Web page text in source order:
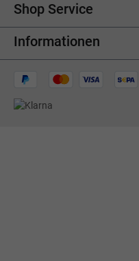
Shop Service
Informationen